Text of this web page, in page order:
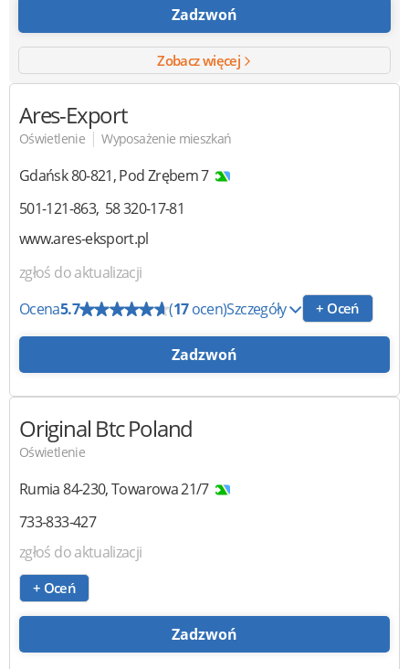
Zadzwoń
Zobacz więcej
Ares-Export
Oświetlenie | Wyposażenie mieszkań
Gdańsk80-821,Pod Zrębem 7
501-121-863 58 320-17-81
www.ares-eksport.pl
zgłoś do aktualizacji
Ocena5.7 (17ocen)Szczegóły + Oceń
Zadzwoń
Original Btc Poland
Oświetlenie
Rumia84-230,Towarowa 21/7
733-833-427
zgłoś do aktualizacji
+ Oceń
Zadzwoń